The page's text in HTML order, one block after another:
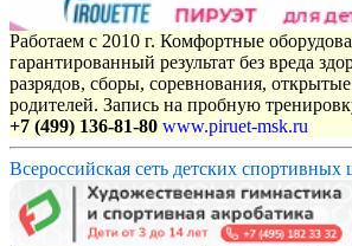
Работаем с 2010 г. Комфортные
гарантированный результат без вреда
разрядов, сборы, соревнования,
родителей. Запись на пробную
+7 (499) 136-81-80 www.piruet-msk.ru
Всероссийская сеть детских